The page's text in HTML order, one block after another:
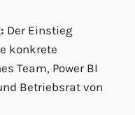
Der Einstieg
konkrete
Team, Power BI
Betriebsrat von